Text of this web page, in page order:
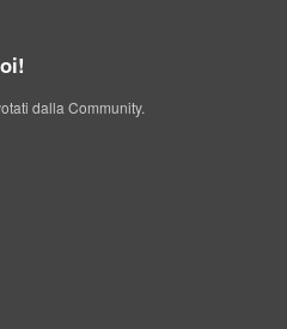
dalla Community.